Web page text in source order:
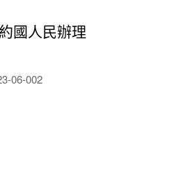
國人民辦理
06-002